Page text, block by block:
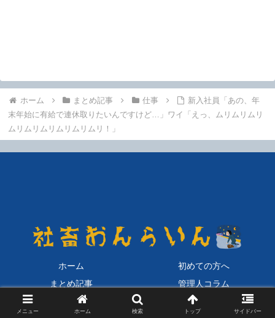
ホーム まとめ記事 仕事
新入社員「あの、年
末年始に有給で連休取りたいんですけど…」ワイ「えっ、ムリムリムリ
ムリムリムリムリムリムリ！」
ホーム
初めての方へ
まとめ記事
管理人コラム
お問い合わせ
プライバシーポリシー
メニュー ホーム 検索 トップ サイドバー